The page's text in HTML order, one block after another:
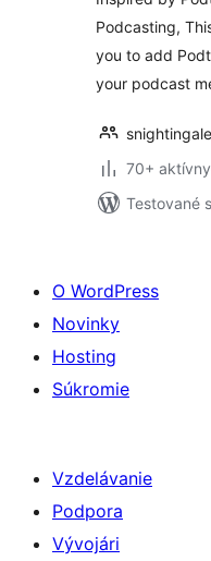
Podcasting,
you to add
your podcast
snightingale
70+
Testované
O WordPress
Novinky
Hosting
Súkromie
Vzdelávanie
Podpora
Vývojári